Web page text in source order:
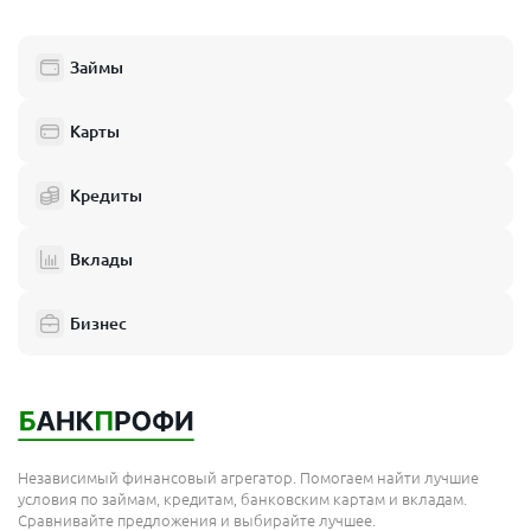
исправления кредитной истории. Клиент берет небольшую
решает и насущную финансовую задачу, позволяя получить
«Рубль Плюс»
доверия финансовых организаций – в будущем вам будет легче
Займ с плохой кредитной историей: как «Рубль Плюс»
Займы
Карты
Кредиты
Вклады
Бизнес
Независимый финансовый агрегатор. Помогаем найти лучшие
условия по займам, кредитам, банковским картам и вкладам.
Сравнивайте предложения и выбирайте лучшее.